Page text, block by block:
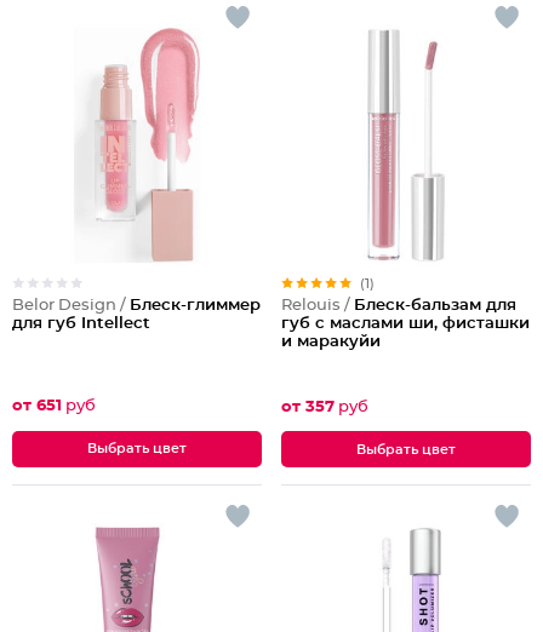
Belor Design / Блеск-глиммер
для губ Intellect
от 651 руб
Выбрать цвет
(1)
Relouis / Блеск-бальзам для
губ c маслами ши, фисташки
и маракуйи
от 357 руб
Выбрать цвет